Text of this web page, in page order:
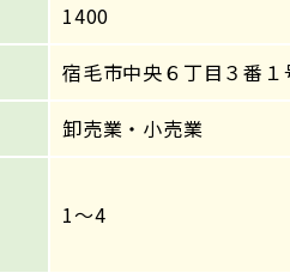
1400
宿毛市中央６丁目３番１
卸売業・小売業
1～4